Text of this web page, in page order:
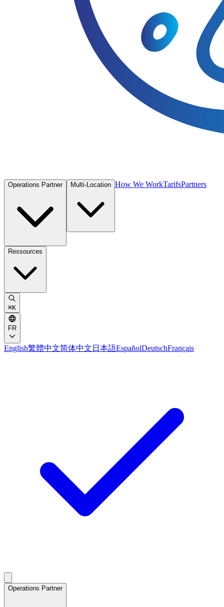
Operations Partner Multi-Location How We WorkTarifsPartners
Ressources
⌘K
FR
English繁體中文简体中文 日本語EspañolDeutschFrançais
Operations Partner